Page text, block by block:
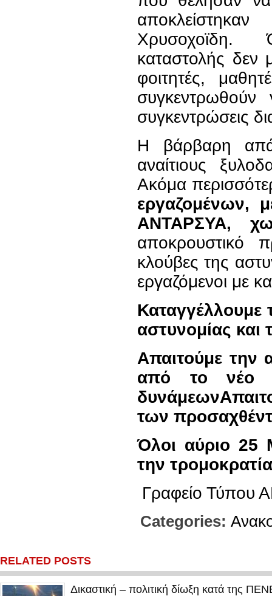
Χρυσοχοϊδη.
καταστολής δεν
φοιτητές,
συγκεντρωθούν
συγκεντρώσεις
Η βάρβαρη
αναίτιους
Ακόμα
εργαζομένων,
ΑΝΤΑΡΣΥΑ,
αποκρουστικό
κλούβες της
εργαζόμενοι με
Καταγγέλλουμε
αστυνομίας και
Απαιτούμε την
από το νέο
δυνάμεων
των
Όλοι αύριο 25
την
Γραφείο
Categories:
RELATED POSTS
Δικαστική – πολιτική δίωξη κατά της